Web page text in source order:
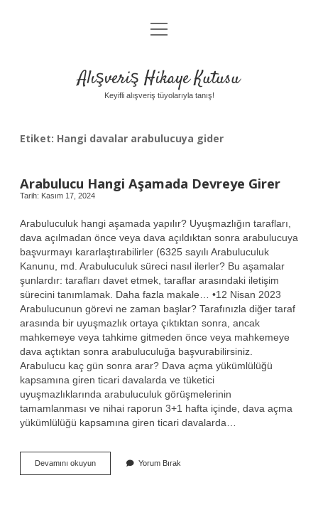
Anasayfa
Yasal Uyarı
menüyü
aç
Alışveriş Hikaye Kutusu
Keyifli alışveriş tüyolarıyla tanış!
Etiket: Hangi davalar arabulucuya gider
Arabulucu Hangi Aşamada Devreye Girer
Tarih: Kasım 17, 2024
Arabuluculuk hangi aşamada yapılır? Uyuşmazlığın tarafları,
dava açılmadan önce veya dava açıldıktan sonra arabulucuya
başvurmayı kararlaştırabilirler (6325 sayılı Arabuluculuk
Kanunu, md. Arabuluculuk süreci nasıl ilerler? Bu aşamalar
şunlardır: tarafları davet etmek, taraflar arasındaki iletişim
sürecini tanımlamak. Daha fazla makale… •12 Nisan 2023
Arabulucunun görevi ne zaman başlar? Tarafınızla diğer taraf
arasında bir uyuşmazlık ortaya çıktıktan sonra, ancak
mahkemeye veya tahkime gitmeden önce veya mahkemeye
dava açtıktan sonra arabuluculuğa başvurabilirsiniz.
Arabulucu kaç gün sonra arar? Dava açma yükümlülüğü
kapsamına giren ticari davalarda ve tüketici
uyuşmazlıklarında arabuluculuk görüşmelerinin
tamamlanması ve nihai raporun 3+1 hafta içinde, dava açma
yükümlülüğü kapsamına giren ticari davalarda…
Devamını okuyunArabulucu
Hangi
Yorum Bırak